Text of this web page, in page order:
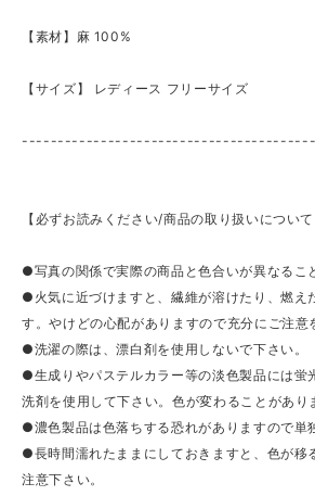
【素材】麻 100%
【サイズ】 レディース フリーサイズ
【必ずお読みください/商品の取り扱いについて
●写真の関係で実際の商品と色合いが異なるこ
●火気に近づけますと、繊維が溶けたり、燃え
す。やけどの心配がありますので充分にご注意
●洗濯の際は、漂白剤を使用しないで下さい。
●生成りやパステルカラー等の淡色製品には蛍
洗剤を使用して下さい。色が変わることがあり
●濃色製品は色落ちする恐れがありますので単
●長時間濡れたままにしておきますと、色が移
注意下さい。